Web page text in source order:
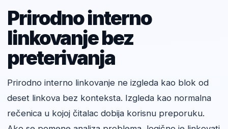
Prirodno interno
linkovanje bez
preterivanja
Prirodno interno linkovanje ne izgleda kao blok od
deset linkova bez konteksta. Izgleda kao normalna
rečenica u kojoj čitalac dobija korisnu preporuku.